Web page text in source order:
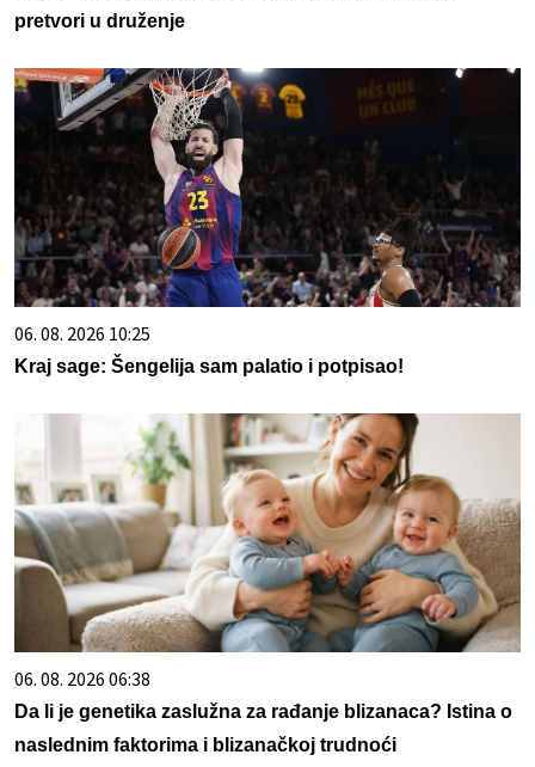
pretvori u druženje
06. 08. 2026 10:25
Kraj sage: Šengelija sam palatio i potpisao!
06. 08. 2026 06:38
Da li je genetika zaslužna za rađanje blizanaca? Istina o
naslednim faktorima i blizanačkoj trudnoći